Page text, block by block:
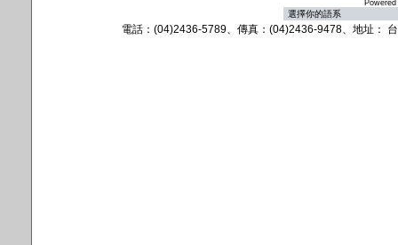
電話：(04)2436-5789、傳真：(04)2436-9478、地址：